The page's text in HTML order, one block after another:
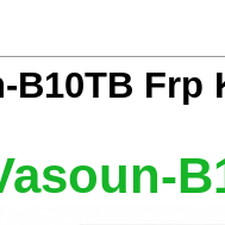
B10TB Frp